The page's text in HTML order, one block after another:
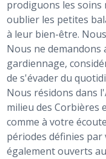
prodiguons les soins
oublier les petites
à leur bien-être.
Nous ne
gardiennage,
de s'évader du
Nous résidons dans
milieu des Corbières
comme à votre
périodes définies par
également ouverts